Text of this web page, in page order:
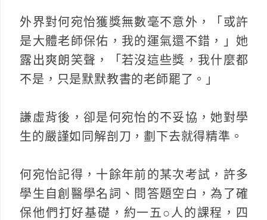
外界對何宛怡獲獎無數毫不意外，「或許
是大體老師保佑，我的運氣還不錯，」她
露出爽朗笑聲，「若沒這些獎，我什麼都
不是，只是默默教書的老師罷了。」
謙虛背後，卻是何宛怡的不妥協，她對學
生的嚴謹如同解剖刀，劃下去就得精準。
何宛怡記得，十餘年前的某次考試，許多
學生自創醫學名詞、問答題空白，為了確
保他們打好基礎，約一五○人的課程，四